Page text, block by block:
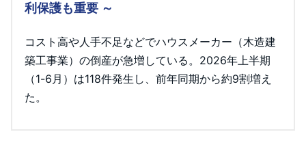
利保護も重要 ～
コスト高や人手不足などでハウスメーカー（木造建
築工事業）の倒産が急増している。2026年上半期
（1-6月）は118件発生し、前年同期から約9割増え
た。